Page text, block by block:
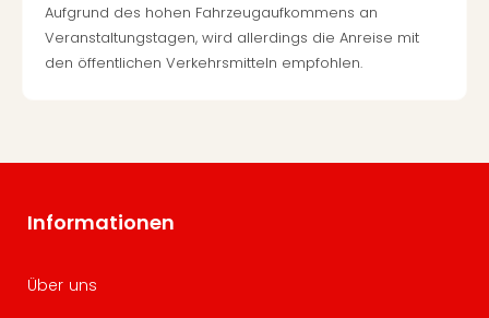
Aufgrund des hohen Fahrzeugaufkommens an
Veranstaltungstagen, wird allerdings die Anreise mit
den öffentlichen Verkehrsmitteln empfohlen.
Informationen
Über uns